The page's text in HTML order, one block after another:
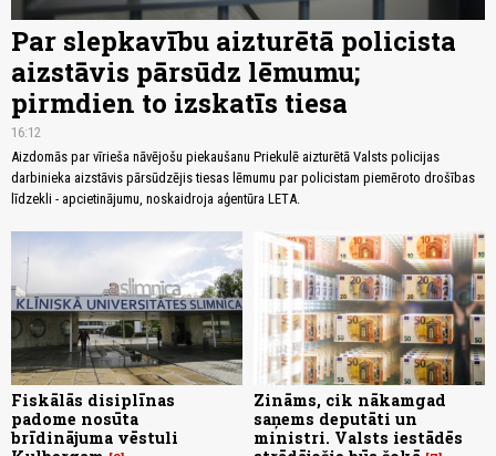
Par slepkavību aizturētā policista
aizstāvis pārsūdz lēmumu;
pirmdien to izskatīs tiesa
16:12
Aizdomās par vīrieša nāvējošu piekaušanu Priekulē aizturētā Valsts policijas
darbinieka aizstāvis pārsūdzējis tiesas lēmumu par policistam piemēroto drošības
līdzekli - apcietinājumu, noskaidroja aģentūra LETA.
Fiskālās disiplīnas
padome nosūta
brīdinājuma vēstuli
Zināms, cik nākamgad
saņems deputāti un
ministri. Valsts iestādēs